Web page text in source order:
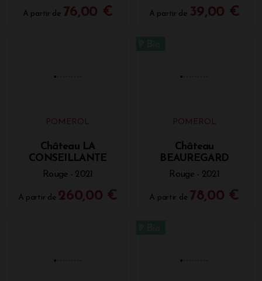
CROIX DE GAY
DE GAY
POMEROL POMEROL